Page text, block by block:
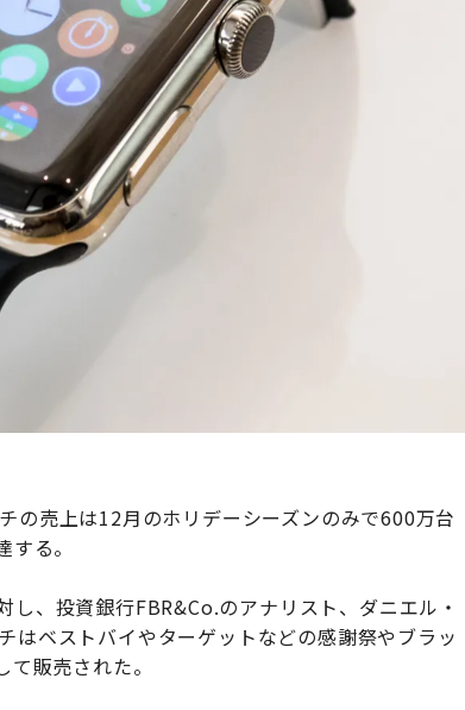
の売上は12月のホリデーシーズンのみで600万台
る。
、投資銀行FBR&Co.のアナリスト、ダニエル・
はベストバイやターゲットなどの感謝祭やブラッ
販売された。